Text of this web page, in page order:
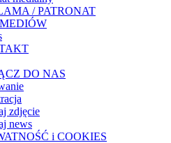
/ PATRONAT
DO NAS
zdjęcie
news
i COOKIES